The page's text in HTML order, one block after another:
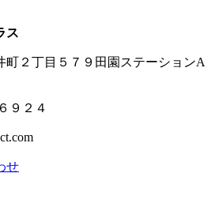
ス
町２丁目５７９田園ステーションA
９２４
せ